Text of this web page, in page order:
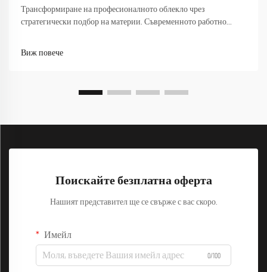
Трансформиране на професионалното облекло чрез
стратегически подбор на материи. Съвременното работно
Виж повече
Поискайте безплатна оферта
Нашият представител ще се свърже с вас скоро.
Имейл
0/100